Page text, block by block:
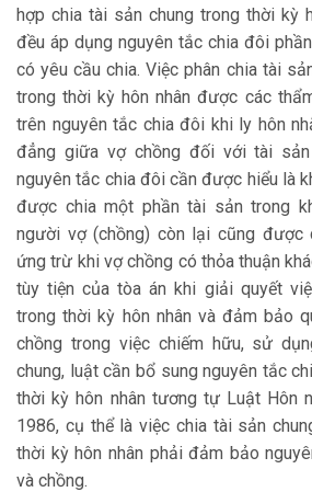
hợp chia tài sản chung trong thời kỳ
đều áp dụng nguyên tắc chia đôi
có yêu cầu chia. Việc phân chia tài
trong thời kỳ hôn nhân được các
trên nguyên tắc chia đôi khi ly hôn
đẳng giữa vợ chồng đối với tài sản
nguyên tắc chia đôi cần được hiểu là
được chia một phần tài sản trong
người vợ (chồng) còn lại cũng được
ứng trừ khi vợ chồng có thỏa thuận
tùy tiện của tòa án khi giải quyết
trong thời kỳ hôn nhân và đảm bảo
chồng trong việc chiếm hữu, sử
chung, luật cần bổ sung nguyên tắc
thời kỳ hôn nhân tương tự Luật Hôn
1986, cụ thể là việc chia tài sản
thời kỳ hôn nhân phải đảm bảo
và chồng.